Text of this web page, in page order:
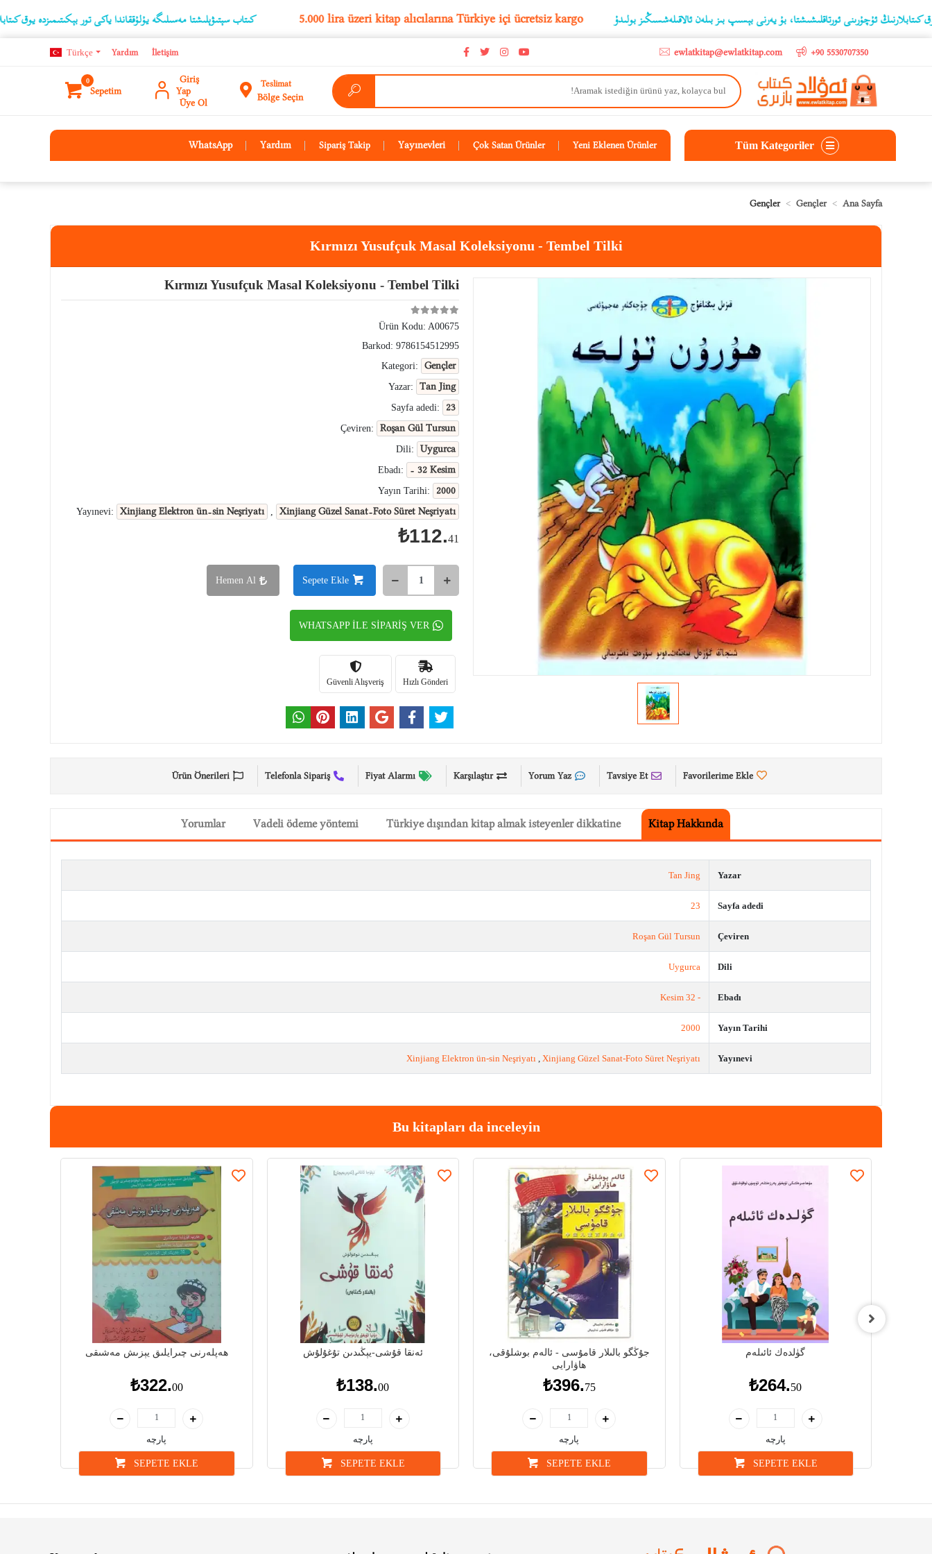
كىتاب سېتىۋېلىشتا مەسىلىگە يۇلۇققاندا ياكى تور بېكىتىمىزدە يوق كىتابلارنىڭ 5.000 lira üzeri kitap alıcılarına Türkiye içi ücretsiz kargo ئۇچۇرىنى ئورتاقلىشىشتا، بۇ يەرنى بېسىپ بىز بىلەن ئالاقىلەشسىڭىز بولىدۇ
+90 5530707350
ewlatkitap@ewlatkitap.com
Türkçe Yardım İletişim
Teslimat
Bölge Seçin
Giriş
Yap
Üye Ol
0
Sepetim
Tüm Kategoriler
Yeni Eklenen Ürünler
Çok Satan Ürünler
Yayınevleri
Sipariş Takip
Yardım
WhatsApp
Ana Sayfa
Gençler
Gençler
Kırmızı Yusufçuk Masal Koleksiyonu - Tembel Tilki
Kırmızı Yusufçuk Masal Koleksiyonu - Tembel Tilki
Ürün Kodu: A00675
Barkod: 9786154512995
Kategori:
Gençler
Yazar: Tan Jing
Sayfa adedi: 23
Çeviren: Roşan Gül Tursun
Dili: Uygurca
Ebadı: - 32 Kesim
Yayın Tarihi: 2000
Yayınevi: Xinjiang Elektron ün-sin Neşriyatı , Xinjiang Güzel Sanat-Foto Süret Neşriyatı
₺112.41
Sepete Ekle
Hemen Al
WHATSAPP İLE SİPARİŞ VER
Hızlı Gönderi
Güvenli Alışveriş
Favorilerime Ekle
Tavsiye Et
Yorum Yaz
Karşılaştır
Fiyat Alarmı
Telefonla Sipariş
Ürün Önerileri
Kitap Hakkında
Türkiye dışından kitap almak isteyenler dikkatine
Vadeli ödeme yöntemi
Yorumlar
Yazar
Tan Jing
Sayfa adedi
23
Çeviren
Roşan Gül Tursun
Dili
Uygurca
Ebadı
- 32 Kesim
Yayın Tarihi
2000
Yayınevi
Xinjiang Elektron ün-sin Neşriyatı , Xinjiang Güzel Sanat-Foto Süret Neşriyatı
Bu kitapları da inceleyin
ھەپلەرنى چىرايلىق يېزىش مەشىقى
₺322.00
پارچە
SEPETE EKLE
ئەنقا قۇشى-يېڭىدىن تۇغۇلۇش
₺138.00
پارچە
SEPETE EKLE
جۇڭگو بالىلار قامۇسى - ئالەم بوشلۇقى،
ھاۋارايى
₺396.75
پارچە
SEPETE EKLE
گۈلدەك ئائىلەم
₺264.50
پارچە
SEPETE EKLE